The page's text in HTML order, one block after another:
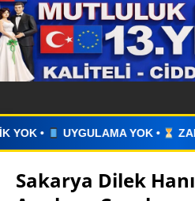
ZAMAN KAYBI YOK • İLAN
Sakarya Dilek